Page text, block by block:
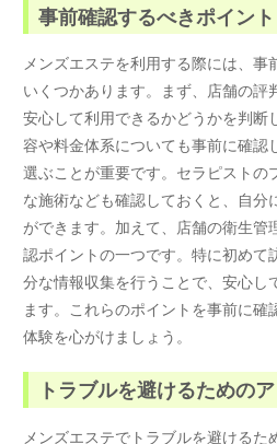
事前確認するべきポイント
メンズエステを利用する際には、
いくつかあります。まず、店舗の評
安心して利用できるかどうかを判断
容や料金体系についても事前に確認
選ぶことが重要です。セラピストの
な施術なども確認しておくと、自分
ができます。加えて、店舗の衛生管
認ポイントの一つです。特に初めて
分な情報収集を行うことで、安心し
ます。これらのポイントを事前に確
体験を心がけましょう。
トラブルを避けるための
メンズエステでトラブルを避ける